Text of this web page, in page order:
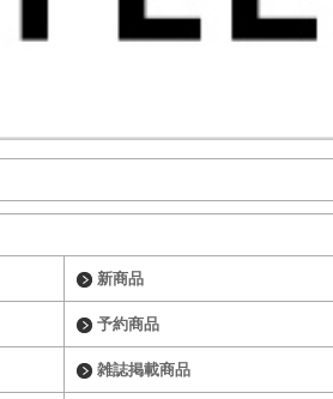
新商品
予約商品
雑誌掲載商品